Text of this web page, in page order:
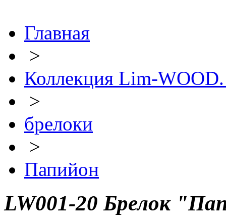
Главная
>
Коллекция Lim-
>
брелоки
>
Папийон
LW001-20 Брелок